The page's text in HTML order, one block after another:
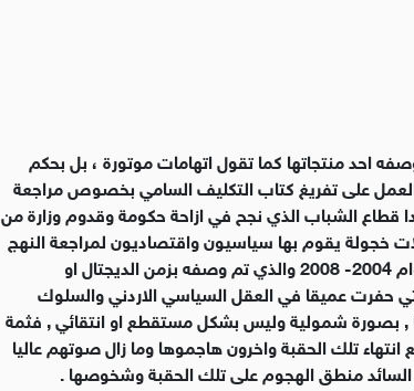
منتجاتها كما تقول اتهامات موتورة ، بل بحكم
العمل على تفريغ كتاب التكليف السامي بخصوص مراجعة
قطاع الشباب الذي نجح في ازاحة حكومة وقدوم وزارة من
خجولة يقوم بها سياسيون واقتصاديون لمراجعة النهج
الاقتصادي والسياسي الذي ساد الاجواء الرسمية خلال الاعوام 2004- 2008 والذي تم وصفه بزمن الديجتال او
حفرت عميقا في العقل السياسي الاردني والسلوك
, بصورة شمولية وليس بشكل مستقطع او انتقائي , فثمة
تلك الحقبة واخرون هاجموها وما زال صوتهم عاليا
منطق الهجوم على تلك الحقبة وشخوصها .